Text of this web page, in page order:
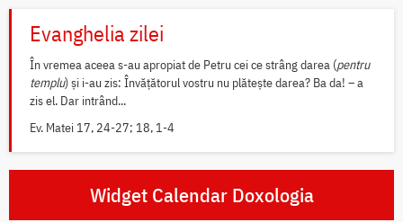
Evanghelia zilei
În vremea aceea s-au apropiat de Petru cei ce strâng darea (pentru
templu) și i-au zis: Învățătorul vostru nu plătește darea? Ba da! – a
zis el. Dar intrând...
Ev. Matei 17, 24-27; 18, 1-4
Widget Calendar Doxologia